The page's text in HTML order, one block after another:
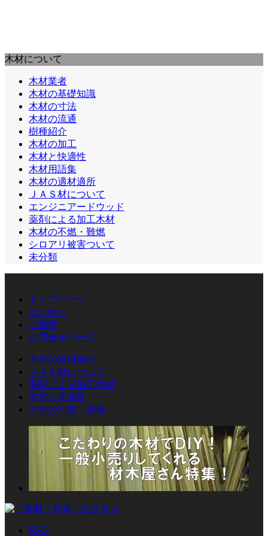
木材について
木材業者
木材の基礎知識
木材の寸法
木材の流通
樹種紹介
木材の加工
木材と快適性
木材用語集
木材の適材適所
ＪＡＳ材について
エンジニアードウッド
薬剤による加工木材
木材の不燃・難燃
シロアリ被害ついて
未分類
トップページ
はじめに
ご挨拶
お問合せページ
木材の適材適所
ＪＡＳ材について
薬剤による加工木材
木材と快適性
木材の不燃・難燃
RSS